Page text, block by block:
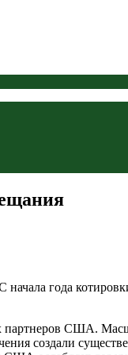
года
США.
создали